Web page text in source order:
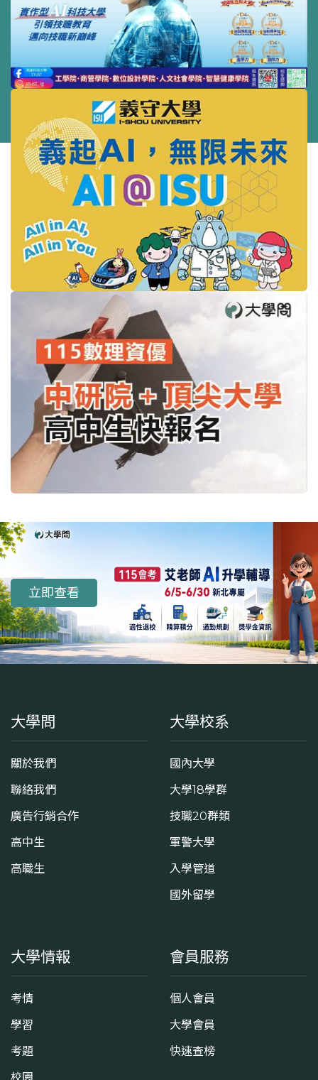
立即查看
大學問
關於我們
聯絡我們
廣告行銷合作
高中生
高職生
大學校系
國內大學
大學18學群
技職20群類
軍警大學
入學管道
國外留學
大學情報
考情
學習
考題
會員服務
個人會員
大學會員
快速查榜